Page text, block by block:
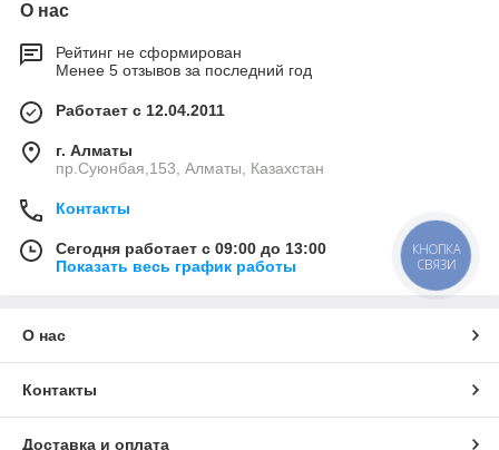
О нас
Рейтинг не сформирован
Менее 5 отзывов за последний год
Работает с 12.04.2011
г. Алматы
пр.Суюнбая,153, Алматы, Казахстан
Контакты
Сегодня работает с 09:00 до 13:00
Показать весь график работы
О нас
Контакты
Доставка и оплата
КНОПКА
СВЯЗИ